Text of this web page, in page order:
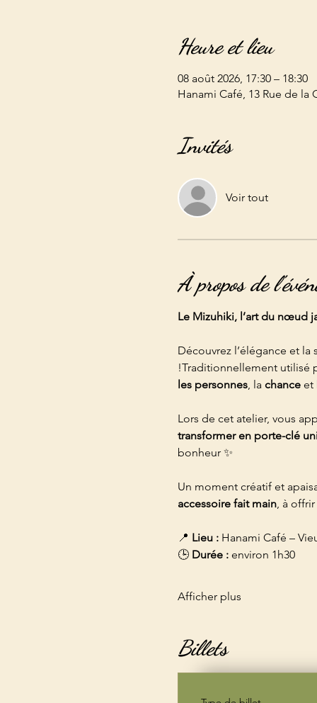
Heure et lieu
08 août 2026, 17:30 – 18:30
Hanami Café, 13 Rue de la
Invités
Voir tout
À propos de
Le Mizuhiki, l’art du nœud
Découvrez l’élégance et
!Traditionnellement utilisé
les personnes, la chance et
Lors de cet atelier, vous
transformer en porte-clé
bonheur ✨
Un moment créatif et
accessoire fait main, à
📍 Lieu : Hanami Café –
🕒 Durée : environ 1h30
Afficher plus
Billets